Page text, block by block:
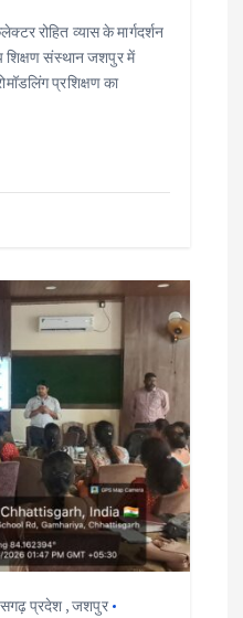
रोहित व्यास के मार्गदर्शन
शिक्षण संस्थान जशपुर में
प्रशिक्षण का
प्रदेश ,जशपुर